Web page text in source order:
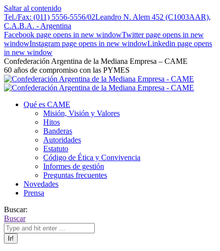
Saltar al contenido
Tel./Fax: (011) 5556-5556/02Leandro N. Alem 452 (C1003AAR),
C.A.B.A. - Argentina
Facebook page opens in new windowTwitter page opens in new
windowInstagram page opens in new windowLinkedin page opens
in new window
Confederación Argentina de la Mediana Empresa – CAME
60 años de compromiso con las PYMES
Qué es CAME
Misión, Visión y Valores
Hitos
Banderas
Autoridades
Estatuto
Código de Ética y Convivencia
Informes de gestión
Preguntas frecuentes
Novedades
Prensa
Buscar:
Buscar